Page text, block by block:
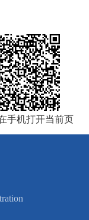
手机打开当前页